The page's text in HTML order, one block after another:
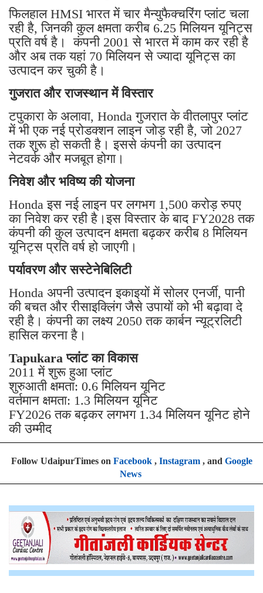
फिलहाल HMSI भारत में चार मैन्युफैक्चरिंग प्लांट चला
रही है, जिनकी कुल क्षमता करीब 6.25 मिलियन यूनिट्स
प्रति वर्ष है। कंपनी 2001 से भारत में काम कर रही है
और अब तक यहां 70 मिलियन से ज्यादा यूनिट्स का
उत्पादन कर चुकी है।
गुजरात और राजस्थान में विस्तार
टपुकारा के अलावा, Honda गुजरात के वीतलापुर प्लांट
में भी एक नई प्रोडक्शन लाइन जोड़ रही है, जो 2027
तक शुरू हो सकती है। इससे कंपनी का उत्पादन
नेटवर्क और मजबूत होगा।
निवेश और भविष्य की योजना
Honda इस नई लाइन पर लगभग 1,500 करोड़ रुपए
का निवेश कर रही है।इस विस्तार के बाद FY2028 तक
कंपनी की कुल उत्पादन क्षमता बढ़कर करीब 8 मिलियन
यूनिट्स प्रति वर्ष हो जाएगी।
पर्यावरण और सस्टेनेबिलिटी
Honda अपनी उत्पादन इकाइयों में सोलर एनर्जी, पानी
की बचत और रीसाइक्लिंग जैसे उपायों को भी बढ़ावा दे
रही है। कंपनी का लक्ष्य 2050 तक कार्बन न्यूट्रलिटी
हासिल करना है।
Tapukara प्लांट का विकास
2011 में शुरू हुआ प्लांट
शुरुआती क्षमता: 0.6 मिलियन यूनिट
वर्तमान क्षमता: 1.3 मिलियन यूनिट
FY2026 तक बढ़कर लगभग 1.34 मिलियन यूनिट होने
की उम्मीद
Follow UdaipurTimes on Facebook, Instagram, and Google
News